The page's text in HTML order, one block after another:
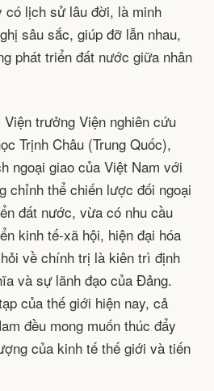
có lịch sử lâu đời, là minh
sâu sắc, giúp đỡ lẫn nhau,
phát triển đất nước giữa nhân
trưởng Viện nghiên cứu
Trịnh Châu (Trung Quốc),
ngoại giao của Việt Nam với
chỉnh thể chiến lược đối ngoại
đất nước, vừa có nhu cầu
kinh tế-xã hội, hiện đại hóa
về chính trị là kiên trì định
và sự lãnh đạo của Đảng.
của thế giới hiện nay, cả
đều mong muốn thúc đẩy
của kinh tế thế giới và tiến